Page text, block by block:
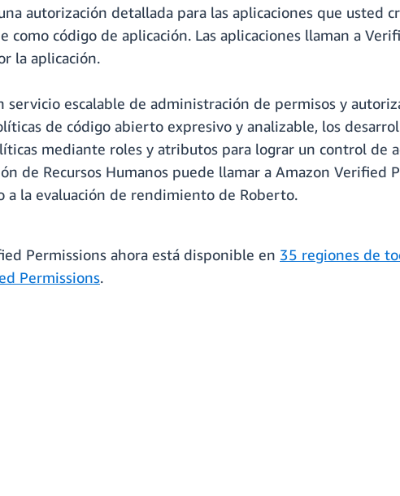
autorización detallada para las aplicaciones que usted
como código de aplicación. Las aplicaciones llaman a
la aplicación.
escalable de administración de permisos y
de código abierto expresivo y analizable, los
mediante roles y atributos para lograr un control de
de Recursos Humanos puede llamar a Amazon
a la evaluación de rendimiento de Roberto.
Permissions ahora está disponible en 35 regiones de
Permissions.